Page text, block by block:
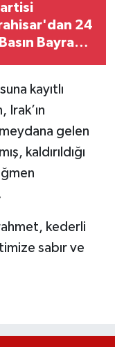
24
Bayramı
kayıtlı
gelen
kaldırıldığı
kederli
sabır ve